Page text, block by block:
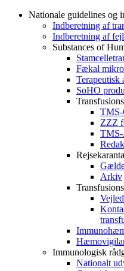
Nationale guidelines og
Indberetning af
Indberetning af
Substances of
Fækal
Terapeutisk
SoHO
TMS-
ZZZ
Arkiv
Immunologisk
Nationalt